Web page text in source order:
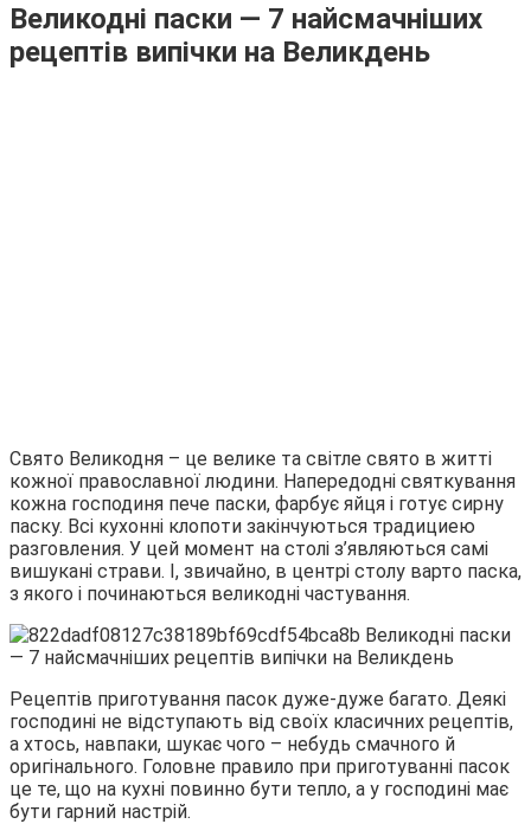
Великодні паски — 7 найсмачніших
рецептів випічки на Великдень
Свято Великодня – це велике та світле свято в житті
кожної православної людини. Напередодні святкування
кожна господиня пече паски, фарбує яйця і готує сирну
паску. Всі кухонні клопоти закінчуються традициею
разговления. У цей момент на столі з’являються самі
вишукані страви. І, звичайно, в центрі столу варто паска,
з якого і починаються великодні частування.
Рецептів приготування пасок дуже-дуже багато. Деякі
господині не відступають від своїх класичних рецептів,
а хтось, навпаки, шукає чого – небудь смачного й
оригінального. Головне правило при приготуванні пасок
це те, що на кухні повинно бути тепло, а у господині має
бути гарний настрій.